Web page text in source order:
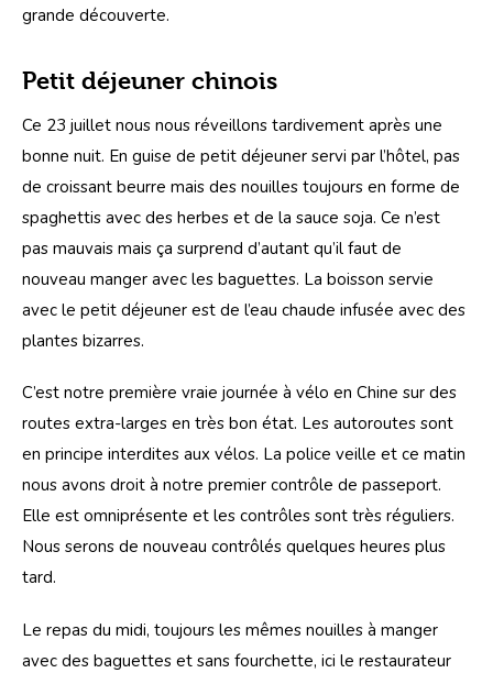
grande découverte.
Petit déjeuner chinois
Ce 23 juillet nous nous réveillons tardivement après une
bonne nuit. En guise de petit déjeuner servi par l’hôtel, pas
de croissant beurre mais des nouilles toujours en forme de
spaghettis avec des herbes et de la sauce soja. Ce n’est
pas mauvais mais ça surprend d’autant qu’il faut de
nouveau manger avec les baguettes. La boisson servie
avec le petit déjeuner est de l’eau chaude infusée avec des
plantes bizarres.
C’est notre première vraie journée à vélo en Chine sur des
routes extra-larges en très bon état. Les autoroutes sont
en principe interdites aux vélos. La police veille et ce matin
nous avons droit à notre premier contrôle de passeport.
Elle est omniprésente et les contrôles sont très réguliers.
Nous serons de nouveau contrôlés quelques heures plus
tard.
Le repas du midi, toujours les mêmes nouilles à manger
avec des baguettes et sans fourchette, ici le restaurateur